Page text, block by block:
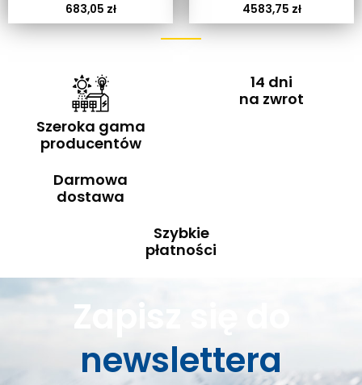
683,05 zł 4583,75 zł
Szeroka gama
producentów
14 dni
na zwrot
Darmowa
dostawa
Szybkie
płatności
Zapisz się do
newslettera